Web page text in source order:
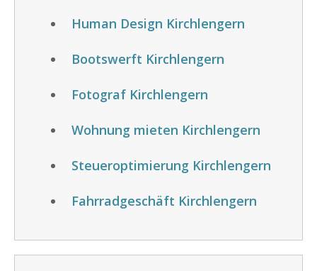
Human Design Kirchlengern
Bootswerft Kirchlengern
Fotograf Kirchlengern
Wohnung mieten Kirchlengern
Steueroptimierung Kirchlengern
Fahrradgeschäft Kirchlengern